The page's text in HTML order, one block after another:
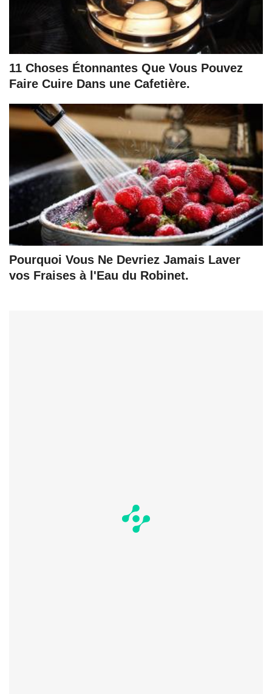
11 Choses Étonnantes Que Vous Pouvez
Faire Cuire Dans une Cafetière.
Pourquoi Vous Ne Devriez Jamais Laver
vos Fraises à l'Eau du Robinet.